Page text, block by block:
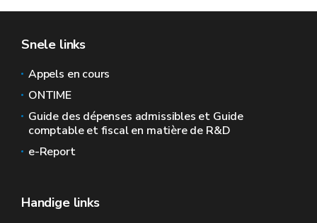
Snele links
Appels en cours
ONTIME
Guide des dépenses admissibles et Guide
comptable et fiscal en matière de R&D
e-Report
Handige links